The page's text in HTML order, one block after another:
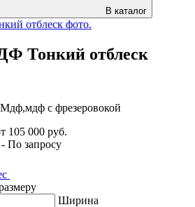
В каталог
Тонкий отблеск
Мдф,мдф с фрезеровокой
105 000 руб.
По запросу
Ширина